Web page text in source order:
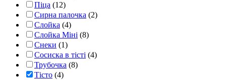
Піца (12)
Сирна палочка (2)
Слойка (4)
Слойка Міні (8)
Снеки (1)
Сосиска в тісті (4)
Трубочка (8)
Тісто (4)